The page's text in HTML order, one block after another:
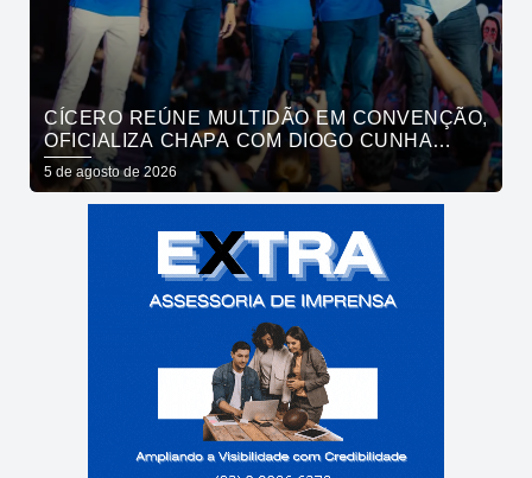
CÍCERO REÚNE MULTIDÃO EM CONVENÇÃO,
OFICIALIZA CHAPA COM DIOGO CUNHA
LIMA, VENEZIANO E ANDRÉ GADELHA E
CONVOCA PARAÍBA A DAR O PRÓXIMO
PASSO
5 de agosto de 2026